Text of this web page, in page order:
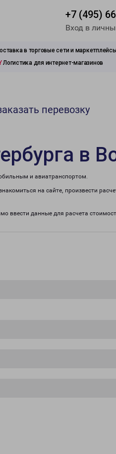
+7 (495)
Вход в
в торговые сети и маркетплейсы
Логистика для интернет-магазинов
перевозку
в
и авиатранспортом.
на сайте, произвести
ввести данные для расчета